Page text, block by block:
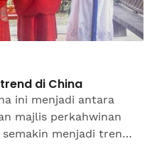
di China
ini menjadi antara
majlis perkahwinan
menjadi trend